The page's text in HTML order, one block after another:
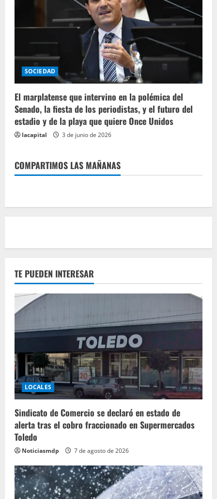
SOCIEDAD
El marplatense que intervino en la polémica del
Senado, la fiesta de los periodistas, y el futuro del
estadio y de la playa que quiere Once Unidos
lacapital 3 de junio de 2026
COMPARTIMOS LAS MAÑANAS
TE PUEDEN INTERESAR
LOCALES
Sindicato de Comercio se declaró en estado de
alerta tras el cobro fraccionado en Supermercados
Toledo
Noticiasmdp 7 de agosto de 2026